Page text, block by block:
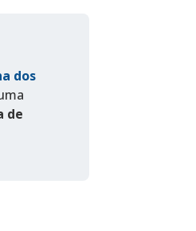
dos
de